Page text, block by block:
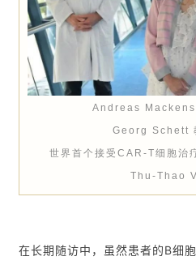
Andreas
Georg Schett
世界 首个接受CAR-T细胞治
Thu-Thao V
在长期随访中，虽然患者的B细